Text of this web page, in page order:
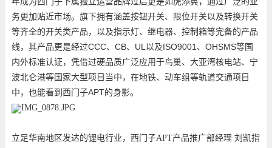
务更加贴近市场。旗下拥有涵盖按钮开关、限位开关以及转换开关
等齐全的开关类产品，以及指示灯、继电器、控制箱等完备的产品
线，其产品更是经过CCC、 CB、 UL 以及ISO9001 、 OHSMS等国
内外标准认证，凭借过硬品质广泛应用于鸟巢、大亚湾核电站、宁
波北仑港等国家大型项目当中，在地铁、动车组等轨道交通项目
中，也能看到西门子APT的身影。
立足华南地区发达的锂电行业，西门子APT产品推广部经理 刘凯指